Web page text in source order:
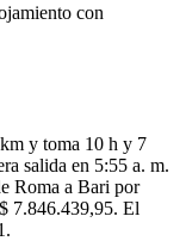
con
y toma 10 h y 7
salida en 5:55 a. m.
Roma a Bari por
7.846.439,95. El